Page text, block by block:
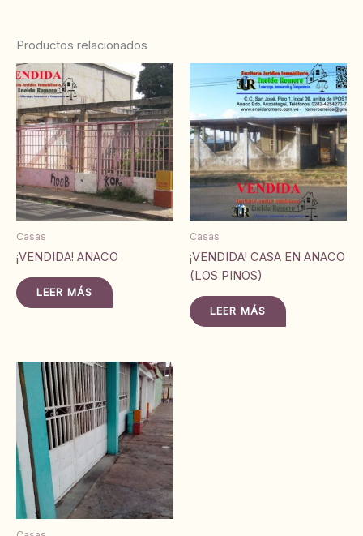
Productos relacionados
Casas
¡VENDIDA! ANACO
LEER MÁS
Casas
¡VENDIDA! CASA EN ANACO
(LOS PINOS)
LEER MÁS